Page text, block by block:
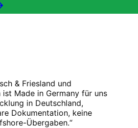
& Friesland und
ist Made in Germany für uns
in Deutschland,
Dokumentation, keine
Übergaben.“